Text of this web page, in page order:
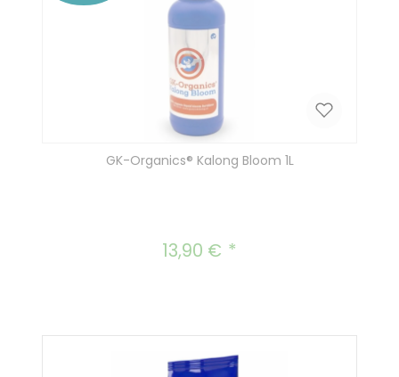
GK-Organics® Kalong Bloom 1L
Regulärer Preis:
13,90 €